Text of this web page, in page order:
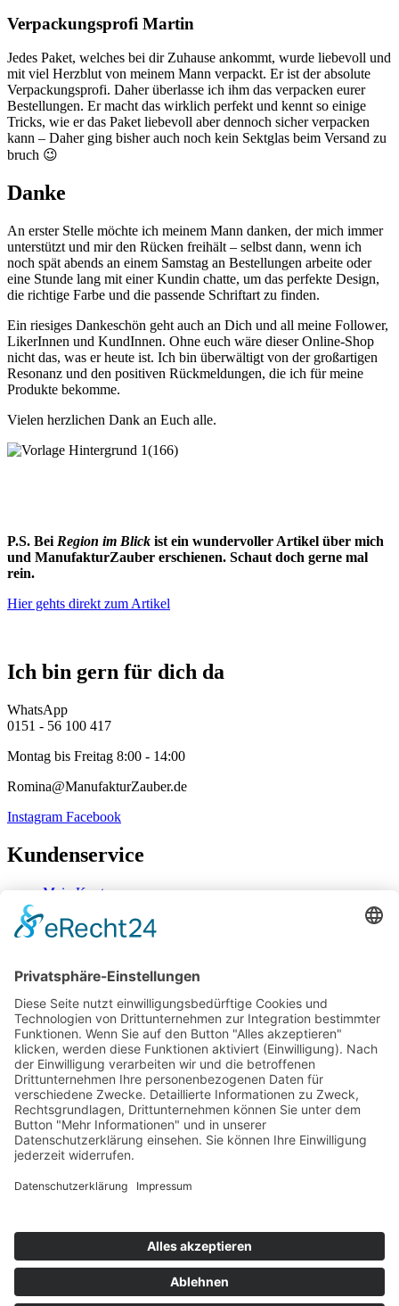
Verpackungsprofi Martin
Jedes Paket, welches bei dir Zuhause ankommt, wurde liebevoll und
mit viel Herzblut von meinem Mann verpackt. Er ist der absolute
Verpackungsprofi. Daher überlasse ich ihm das verpacken eurer
Bestellungen. Er macht das wirklich perfekt und kennt so einige
Tricks, wie er das Paket liebevoll aber dennoch sicher verpacken
kann – Daher ging bisher auch noch kein Sektglas beim Versand zu
bruch 😉
Danke
An erster Stelle möchte ich meinem Mann danken, der mich immer
unterstützt und mir den Rücken freihält – selbst dann, wenn ich
noch spät abends an einem Samstag an Bestellungen arbeite oder
eine Stunde lang mit einer Kundin chatte, um das perfekte Design,
die richtige Farbe und die passende Schriftart zu finden.
Ein riesiges Dankeschön geht auch an Dich und all meine Follower,
LikerInnen und KundInnen. Ohne euch wäre dieser Online-Shop
nicht das, was er heute ist. Ich bin überwältigt von der großartigen
Resonanz und den positiven Rückmeldungen, die ich für meine
Produkte bekomme.
Vielen herzlichen Dank an Euch alle.
P.S. Bei Region im Blick ist ein wundervoller Artikel über mich
und ManufakturZauber erschienen. Schaut doch gerne mal
rein.
Hier gehts direkt zum Artikel
Ich bin gern für dich da
WhatsApp
0151 - 56 100 417
Montag bis Freitag 8:00 - 14:00
Romina@ManufakturZauber.de
Instagram Facebook
Kundenservice
Mein Konto
Zahlung & Versand
Widerrufsbelehrung
Mein Konto
Kontakt
Zahlung & Versand
Widerrufsbelehrung
Vertrag Widerrufen
Informationen
Über Mich
Impressum
AGB
Datenschutzerklärung
Impressum
Mein Konto